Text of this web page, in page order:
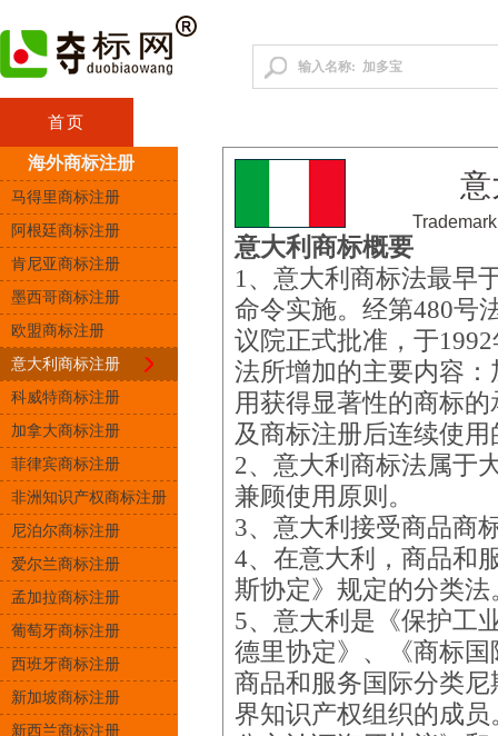
首页
海外商标注册
马得里商标注册
阿根廷商标注册
肯尼亚商标注册
墨西哥商标注册
欧盟商标注册
意大利商标注册
科威特商标注册
加拿大商标注册
菲律宾商标注册
非洲知识产权商标注册
尼泊尔商标注册
爱尔兰商标注册
孟加拉商标注册
葡萄牙商标注册
西班牙商标注册
新加坡商标注册
新西兰商标注册
意
意大利商标概要
1、意大利商标法最早
命令实施。经第480号
议院正式批准，于
法所增加的主要内容
用获得显著性的商标
及商标注册后连续使
2、意大利商标法属于
兼顾使用原则。
3、意大利接受商品商
4、在意大利，商品和
斯协定》规定的分类法
5、意大利是《保护工
德里协定》、《商标
商品和服务国际分类尼
界知识产权组织的成